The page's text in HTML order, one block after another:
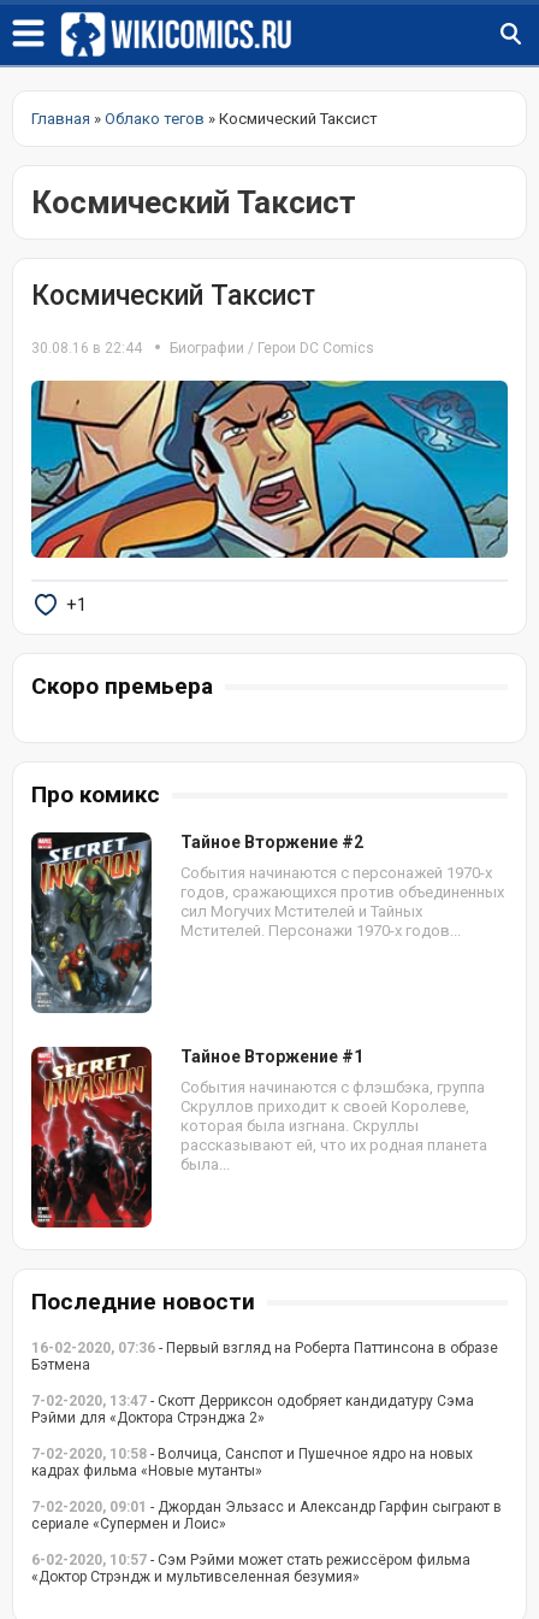
Главная » Облако тегов » Космический Таксист
Космический Таксист
Космический Таксист
30.08.16 в 22:44 Биографии / Герои DC Comics
+1
Скоро премьера
Про комикс
Тайное Вторжение #2
События начинаются с персонажей 1970-х
годов, сражающихся против объединенных
сил Могучих Мстителей и Тайных
Мстителей. Персонажи 1970-х годов...
Тайное Вторжение #1
События начинаются с флэшбэка, группа
Скруллов приходит к своей Королеве,
которая была изгнана. Скруллы
рассказывают ей, что их родная планета
была...
Последние новости
16-02-2020, 07:36 - Первый взгляд на Роберта Паттинсона в образе
Бэтмена
7-02-2020, 13:47 - Скотт Дерриксон одобряет кандидатуру Сэма
Рэйми для «Доктора Стрэнджа 2»
7-02-2020, 10:58 - Волчица, Санспот и Пушечное ядро на новых
кадрах фильма «Новые мутанты»
7-02-2020, 09:01 - Джордан Эльзасс и Александр Гарфин сыграют в
сериале «Супермен и Лоис»
6-02-2020, 10:57 - Сэм Рэйми может стать режиссёром фильма
«Доктор Стрэндж и мультивселенная безумия»